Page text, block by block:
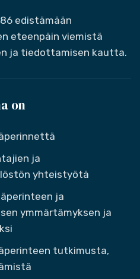
edistämään
eteenpäin viemistä
ja tiedottamisen kautta.
on
ja
yhteistyötä
ja
ymmärtämyksen ja
tutkimusta,